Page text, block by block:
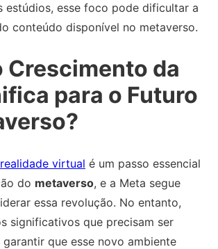
estúdios, esse foco pode dificultar a
conteúdo disponível no metaverso.
Crescimento da
para o Futuro
realidade virtual é um passo essencial
do metaverso, e a Meta segue
essa revolução. No entanto,
significativos que precisam ser
que esse novo ambiente